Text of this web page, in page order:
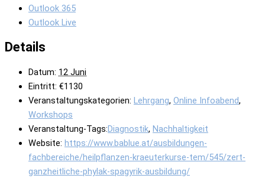
Outlook 365
Outlook Live
Details
Datum: 12 Juni
Eintritt: €1130
Veranstaltungskategorien: Lehrgang, Online Infoabend,
Workshops
Veranstaltung-Tags:Diagnostik, Nachhaltigkeit
Website: https://www.bablue.at/ausbildungen-
fachbereiche/heilpflanzen-kraeuterkurse-tem/545/zert-
ganzheitliche-phylak-spagyrik-ausbildung/